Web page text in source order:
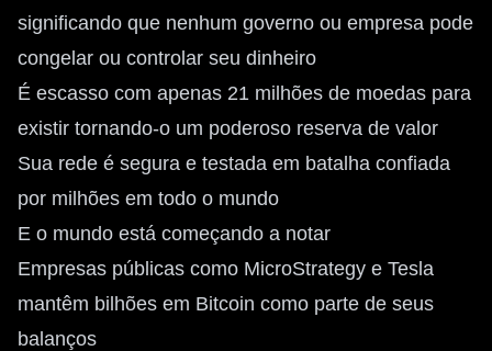
significando que nenhum governo ou empresa pode
congelar ou controlar seu dinheiro
É escasso com apenas 21 milhões de moedas para
existir tornando-o um poderoso reserva de valor
Sua rede é segura e testada em batalha confiada
por milhões em todo o mundo
E o mundo está começando a notar
Empresas públicas como MicroStrategy e Tesla
mantêm bilhões em Bitcoin como parte de seus
balanços